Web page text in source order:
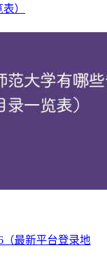
）
（最新平台登录地